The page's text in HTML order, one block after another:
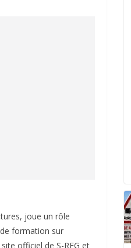
joue un rôle
formation sur
officiel de S-REG et